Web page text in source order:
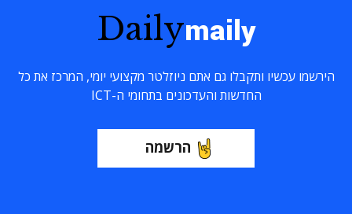
Dailymaily
הירשמו עכשיו ותקבלו גם אתם ניוזלטר מקצועי יומי, המרכז את כל
החדשות והעדכונים בתחומי ה-ICT
הרשמה